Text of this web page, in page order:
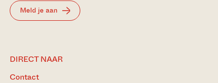
Meld je aan
DIRECT NAAR
Contact